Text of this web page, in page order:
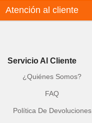
Atención al cliente
Servicio Al Cliente
¿Quiénes Somos?
FAQ
Política De Devoluciones